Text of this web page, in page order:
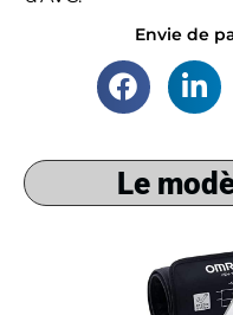
Envie de
Le